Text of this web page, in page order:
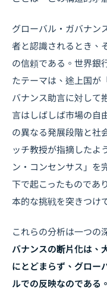
グローバル・ガバナン
者と認識されるとき、
の信頼である。世界銀
たテーマは、途上国が
バナンス助言に対し
言はしばしば市場の自
の異なる発展段階と社
ッチ教授が指摘したよ
ン・コンセンサス」を
下で起こったものであ
本的な挑戦を突きつけ
これらの分析は一つの
バナンスの断片化は、
にとどまらず、グロー
ルでの反映なのである。